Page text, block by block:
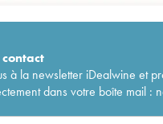
contact
à la newsletter iDealwine et
dans votre boîte mail :